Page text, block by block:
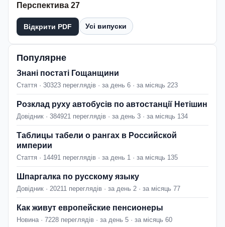
Перспектива 27
Відкрити PDF Усі випуски
Популярне
Знані постаті Гощанщини
Стаття · 30323 переглядів · за день 6 · за місяць 223
Розклад руху автобусів по автостанції Нетішин
Довідник · 384921 переглядів · за день 3 · за місяць 134
Таблицы табели о рангах в Российской
империи
Стаття · 14491 переглядів · за день 1 · за місяць 135
Шпаргалка по русскому языку
Довідник · 20211 переглядів · за день 2 · за місяць 77
Как живут европейские пенсионеры
Новина · 7228 переглядів · за день 5 · за місяць 60